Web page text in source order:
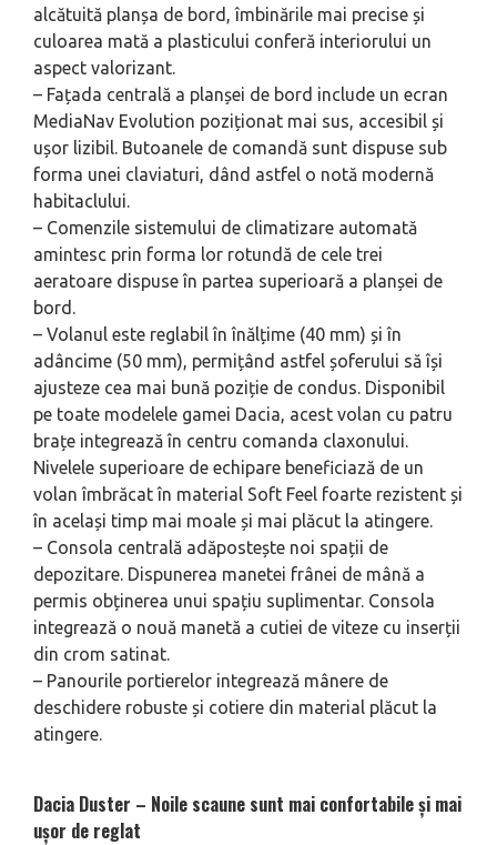
alcătuită planșa de bord, îmbinările mai precise și
culoarea mată a plasticului conferă interiorului un
aspect valorizant.
– Fațada centrală a planșei de bord include un ecran
MediaNav Evolution poziționat mai sus, accesibil și
ușor lizibil. Butoanele de comandă sunt dispuse sub
forma unei claviaturi, dând astfel o notă modernă
habitaclului.
– Comenzile sistemului de climatizare automată
amintesc prin forma lor rotundă de cele trei
aeratoare dispuse în partea superioară a planșei de
bord.
– Volanul este reglabil în înălțime (40 mm) și în
adâncime (50 mm), permițând astfel șoferului să își
ajusteze cea mai bună poziție de condus. Disponibil
pe toate modelele gamei Dacia, acest volan cu patru
brațe integrează în centru comanda claxonului.
Nivelele superioare de echipare beneficiază de un
volan îmbrăcat în material Soft Feel foarte rezistent și
în același timp mai moale și mai plăcut la atingere.
– Consola centrală adăpostește noi spații de
depozitare. Dispunerea manetei frânei de mână a
permis obținerea unui spațiu suplimentar. Consola
integrează o nouă manetă a cutiei de viteze cu inserții
din crom satinat.
– Panourile portierelor integrează mânere de
deschidere robuste și cotiere din material plăcut la
atingere.
Dacia Duster – Noile scaune sunt mai confortabile și mai
ușor de reglat